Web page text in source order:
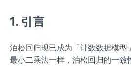
1. 引言
泊松回归现已成为「计数数据模型
最小二乘法一样，泊松回归的一致